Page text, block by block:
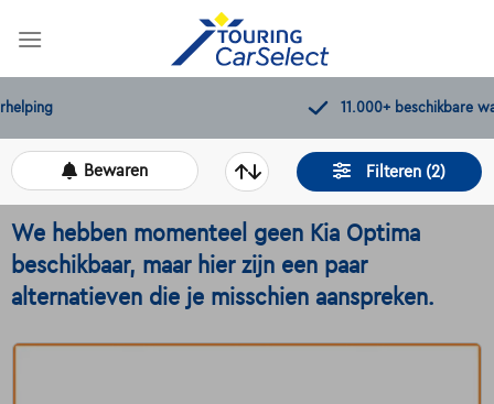
beschikbare wagens
Filteren (2)
Bewaren
We hebben momenteel geen Kia Optima
beschikbaar, maar hier zijn een paar
alternatieven die je misschien aanspreken.